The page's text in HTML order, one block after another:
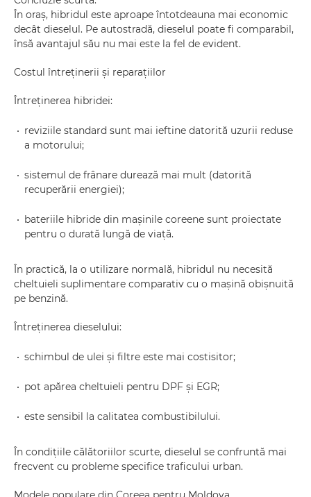
În oraș, hibridul este aproape întotdeauna mai economic
decât dieselul. Pe autostradă, dieselul poate fi comparabil,
însă avantajul său nu mai este la fel de evident.
Costul întreținerii și reparațiilor
Întreținerea hibridei:
reviziile standard sunt mai ieftine datorită uzurii reduse
a motorului;
sistemul de frânare durează mai mult (datorită
recuperării energiei);
bateriile hibride din mașinile coreene sunt proiectate
pentru o durată lungă de viață.
În practică, la o utilizare normală, hibridul nu necesită
cheltuieli suplimentare comparativ cu o mașină obișnuită
pe benzină.
Întreținerea dieselului:
schimbul de ulei și filtre este mai costisitor;
pot apărea cheltuieli pentru DPF și EGR;
este sensibil la calitatea combustibilului.
În condițiile călătoriilor scurte, dieselul se confruntă mai
frecvent cu probleme specifice traficului urban.